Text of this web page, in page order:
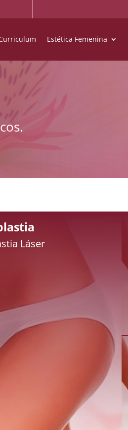
Estética Femenina
Láser